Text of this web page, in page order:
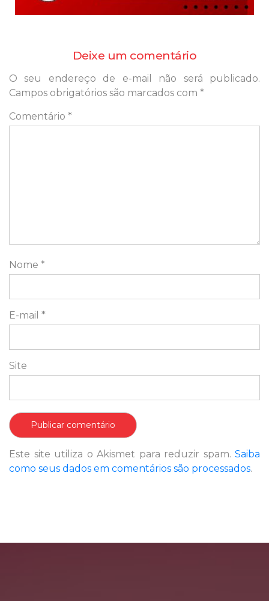
Deixe um comentário
O seu endereço de e-mail não será publicado.
Campos obrigatórios são marcados com *
Comentário *
Nome *
E-mail *
Site
Este site utiliza o Akismet para reduzir spam. Saiba
como seus dados em comentários são processados.